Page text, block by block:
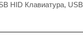
HID Клавиатура, USB